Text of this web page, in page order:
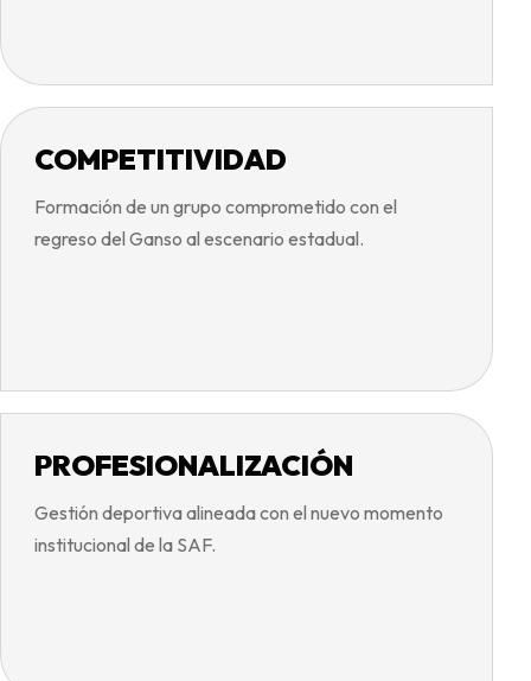
COMPETITIVIDAD
Formación de un grupo comprometido con el
regreso del Ganso al escenario estadual.
PROFESIONALIZACIÓN
Gestión deportiva alineada con el nuevo momento
institucional de la SAF.